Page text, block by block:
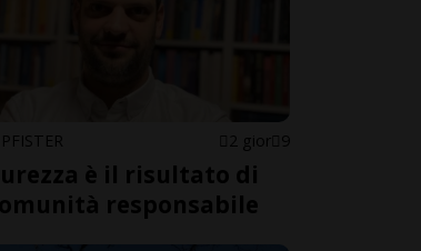
2 gior 9
è il risultato di
responsabile